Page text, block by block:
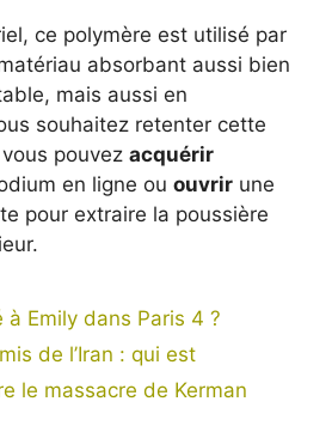
ce polymère est utilisé par
absorbant aussi bien
mais aussi en
souhaitez retenter cette
pouvez acquérir
en ligne ou ouvrir une
pour extraire la poussière
à Emily dans Paris 4 ?
de l’Iran : qui est
le massacre de Kerman